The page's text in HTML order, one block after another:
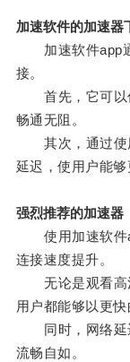
加速软件的加速器
加速软件app通
接。
首先，它可以
畅通无阻。
其次，通过使
延迟，使用户能够
强烈推荐的加速器
使用加速软件
连接速度提升。
无论是观看高清
用户都能够以更快
同时，网络延
流畅自如。